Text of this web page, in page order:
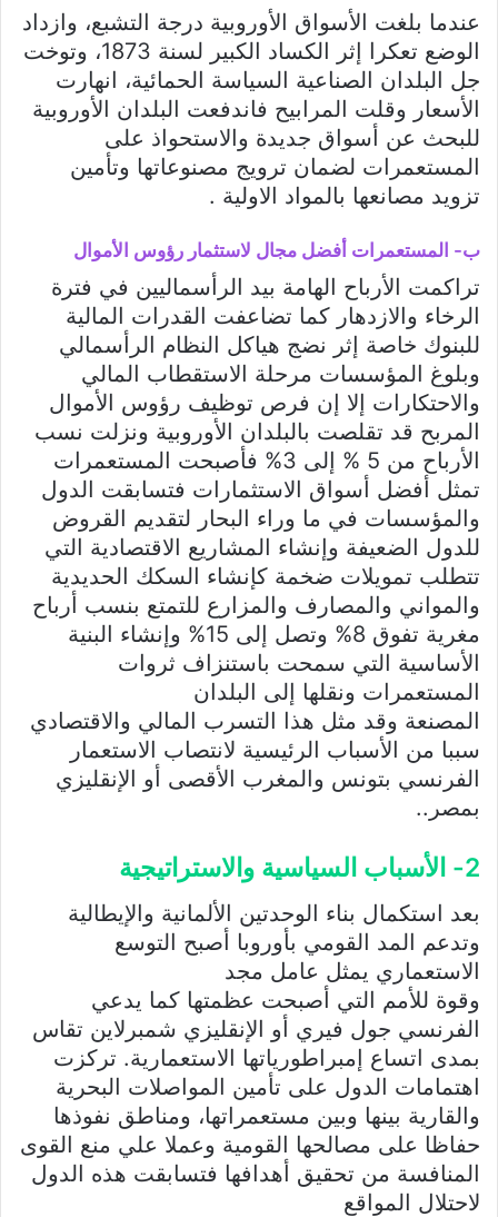
عندما بلغت الأسواق الأوروبية درجة التشبع، وازداد
الوضع تعكرا إثر الكساد الكبير لسنة 1873، وتوخت
جل البلدان الصناعية السياسة الحمائية، انهارت
الأسعار وقلت المرابيح فاندفعت البلدان الأوروبية
للبحث عن أسواق جديدة والاستحواذ على
المستعمرات لضمان ترويج مصنوعاتها وتأمين
تزويد مصانعها بالمواد الاولية .
ب- المستعمرات أفضل مجال لاستثمار رؤوس الأموال
تراكمت الأرباح الهامة بيد الرأسماليين في فترة
الرخاء والازدهار كما تضاعفت القدرات المالية
للبنوك خاصة إثر نضج هياكل النظام الرأسمالي
وبلوغ المؤسسات مرحلة الاستقطاب المالي
والاحتكارات إلا إن فرص توظيف رؤوس الأموال
المربح قد تقلصت بالبلدان الأوروبية ونزلت نسب
الأرباح من 5 % إلى 3% فأصبحت المستعمرات
تمثل أفضل أسواق الاستثمارات فتسابقت الدول
والمؤسسات في ما وراء البحار لتقديم القروض
للدول الضعيفة وإنشاء المشاريع الاقتصادية التي
تتطلب تمويلات ضخمة كإنشاء السكك الحديدية
والمواني والمصارف والمزارع للتمتع بنسب أرباح
مغرية تفوق 8% وتصل إلى 15% وإنشاء البنية
الأساسية التي سمحت باستنزاف ثروات
المستعمرات ونقلها إلى البلدان
المصنعة وقد مثل هذا التسرب المالي والاقتصادي
سببا من الأسباب الرئيسية لانتصاب الاستعمار
الفرنسي بتونس والمغرب الأقصى أو الإنقليزي
بمصر..
2- الأسباب السياسية والاستراتيجية
بعد استكمال بناء الوحدتين الألمانية والإيطالية
وتدعم المد القومي بأوروبا أصبح التوسع
الاستعماري يمثل عامل مجد
وقوة للأمم التي أصبحت عظمتها كما يدعي
الفرنسي جول فيري أو الإنقليزي شمبرلاين تقاس
بمدى اتساع إمبراطورياتها الاستعمارية. تركزت
اهتمامات الدول على تأمين المواصلات البحرية
والقارية بينها وبين مستعمراتها، ومناطق نفوذها
حفاظا على مصالحها القومية وعملا علي منع القوى
المنافسة من تحقيق أهدافها فتسابقت هذه الدول
لاحتلال المواقع